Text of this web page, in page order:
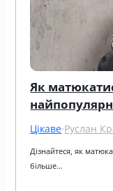
Як
Цікаве·Руслан
Дізнайтеся, як
більше…